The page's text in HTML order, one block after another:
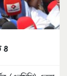
৪